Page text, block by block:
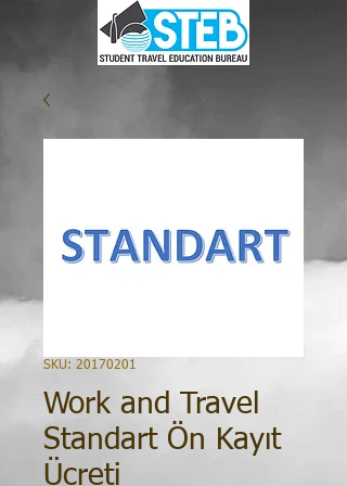
SKU: 20170201
Work and Travel
Standart Ön Kayıt
Ücreti